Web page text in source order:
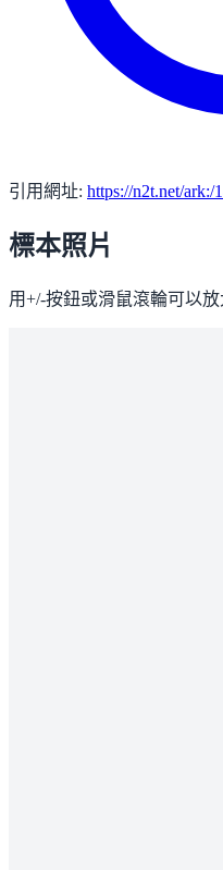
引用網址: https://n2t.net/ark:/
標本照片
用+/-按鈕或滑鼠滾輪可以放